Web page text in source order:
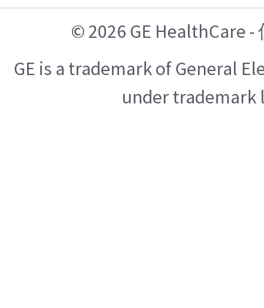
© 2026 GE HealthCare
GE is a trademark of General
under trademark